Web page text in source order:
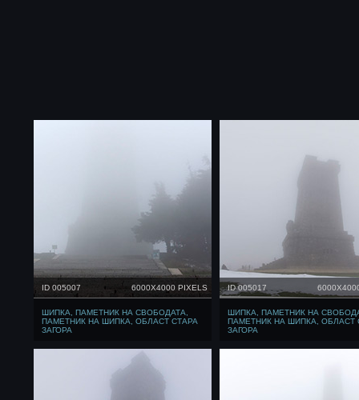
ID 005007 6000X4000 PIXELS
ШИПКА, ПАМЕТНИК НА СВОБОДАТА,
ПАМЕТНИК НА ШИПКА, ОБЛАСТ СТАРА
ЗАГОРА
ID 005017
ШИПКА, ПАМЕТНИК НА
ПАМЕТНИК НА ШИПКА, ОБЛАСТ
ЗАГОРА